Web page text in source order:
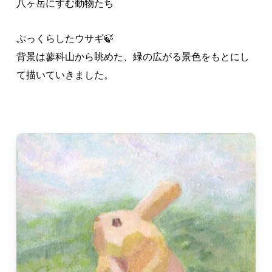
八ヶ岳にすむ動物たち
ぷっくらしたウサギ🍃
背景は蓼科山から眺めた、緑の広がる景色をもとにし
て描いていきました。